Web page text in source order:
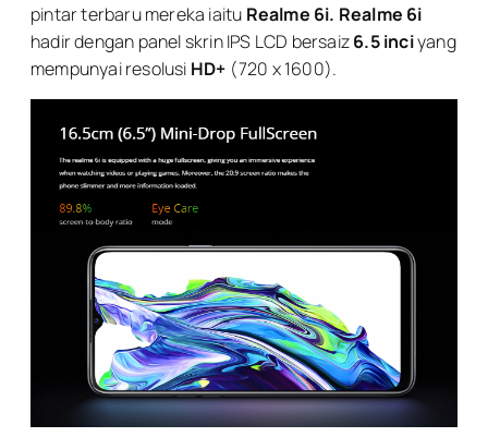
pintar terbaru mereka iaitu Realme 6i. Realme 6i
hadir dengan panel skrin IPS LCD bersaiz6.5 inciyang
mempunyai resolusi HD+ (720 x 1600).